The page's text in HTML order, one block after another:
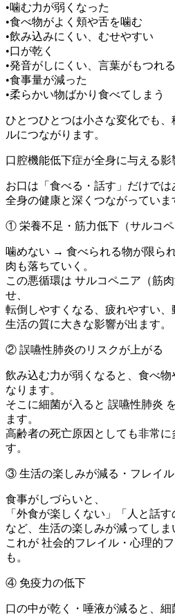
•噛む力が弱くなった
•食べ物がよく頬や舌を噛む
•飲み込みにくい、むせやすい
•口が乾く
•発音がしにくい、言葉がもつれる
•食事量が減った
•柔らかい物ばかり食べてしまう
ひとつひとつは小さな変化でも
ルにつながります。
口腔機能低下症が全身に与える影
お口は「食べる・話す」だけでは
全身の健康と深くつながっていま
① 栄養不足・筋力低下（サルコ
噛めない → 食べられる物が限ら
肉も落ちていく。
この悪循環は サルコペニア（筋
せ、
転倒しやすくなる、疲れやすい
生活の質に大きな影響が出ます。
② 誤嚥性肺炎のリスクが上がる
飲み込む力が弱くなると、食べ物
なります。
そこに細菌が入ると 誤嚥性肺炎
ます。
高齢者の死亡原因としても非常
す。
③ 生活の楽しみが減る・フレイ
食事がしづらいと、
「外食が楽しくない」「人と話す
など、生活の楽しみが減ってしま
これが 社会的フレイル・心理的
も。
④ 免疫力の低下
口の中が乾く・唾液が減ると、細